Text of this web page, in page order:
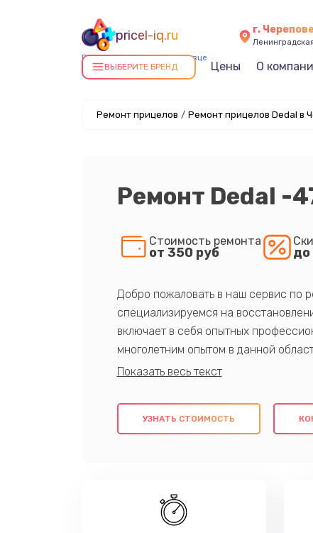
pricel-iq.ru
Ремонт прицелов в Череповце
г.
ВЫБЕРИТЕ БРЕНД Цены О
Ремонт прицелов / Ремонт прицелов Dedal в
Ремонт Dedal -
Стоимость ремонта
от 350 руб до
Добро пожаловать в наш сервис по
специализируемся на
включает в себя опытных
многолетним опытом в данной
качественный ремонт с
клиентам надежное и
потребности наилучшим образом.
УЗНАТЬ СТОИМОСТЬ